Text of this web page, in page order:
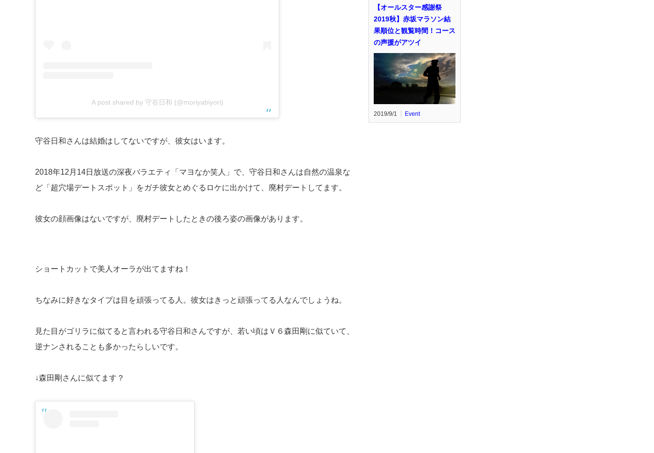
A post shared by 守谷日和 (@moriyabiyori)
守谷日和さんは結婚はしてないですが、彼女はいます。
2018年12月14日放送の深夜バラエティ「マヨなか笑人」で、守谷日和さんは自然の温泉な
ど「超穴場デートスポット」をガチ彼女とめぐるロケに出かけて、廃村デートしてます。
彼女の顔画像はないですが、廃村デートしたときの後ろ姿の画像があります。
ショートカットで美人オーラが出てますね！
ちなみに好きなタイプは目を頑張ってる人。彼女はきっと頑張ってる人なんでしょうね。
見た目がゴリラに似てると言われる守谷日和さんですが、若い頃はＶ６森田剛に似ていて、
逆ナンされることも多かったらしいです。
↓森田剛さんに似てます？
【オールスター感謝祭
2019秋】赤坂マラソン結
果順位と観覧時間！コース
の声援がアツイ
2019/9/1 Event